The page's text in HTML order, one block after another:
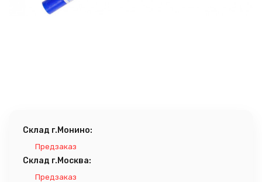
Склад г.Монино:
Предзаказ
Склад г.Москва:
Предзаказ